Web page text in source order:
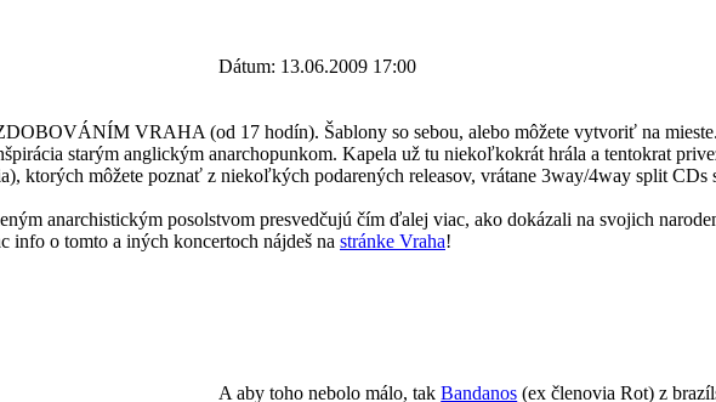
Dátum: 13.06.2009 17:00
VRAHA (od 17 hodín). Šablony so sebou, alebo môžete vytvoriť na
starým anglickým anarchopunkom. Kapela už tu niekoľkokrát hrála a tentokrat
ktorých môžete poznať z niekoľkých podarených releasov, vrátane 3way/4way split
anarchistickým posolstvom presvedčujú čím ďalej viac, ako dokázali na svojich
info o tomto a iných koncertoch nájdeš na stránke Vraha!
A aby toho nebolo málo, takBandanos (ex členovia Rot) z